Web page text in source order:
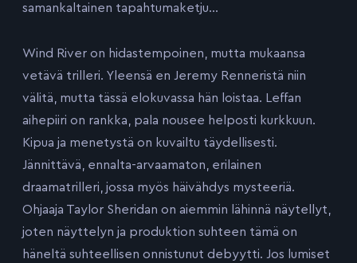
samankaltainen tapahtumaketju…
Wind River on hidastempoinen, mutta mukaansa
vetävä trilleri. Yleensä en Jeremy Renneristä niin
välitä, mutta tässä elokuvassa hän loistaa. Leffan
aihepiiri on rankka, pala nousee helposti kurkkuun.
Kipua ja menetystä on kuvailtu täydellisesti.
Jännittävä, ennalta-arvaamaton, erilainen
draamatrilleri, jossa myös häivähdys mysteeriä.
Ohjaaja Taylor Sheridan on aiemmin lähinnä näytellyt,
joten näyttelyn ja produktion suhteen tämä on
häneltä suhteellisen onnistunut debyytti. Jos lumiset